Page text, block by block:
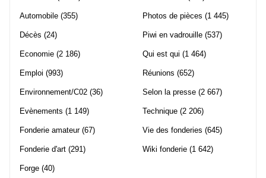
Automobile (355)
Décès (24)
Economie (2 186)
Emploi (993)
Environnement/C02 (36)
Evènements (1 149)
Fonderie amateur(67)
Fonderie d'art (291)
Forge (40)
Photos de pièces (1 445)
Piwi en vadrouille (537)
Qui est qui (1 464)
Réunions (652)
Selon la presse (2 667)
Technique (2 206)
Vie des fonderies (645)
Wiki fonderie (1 642)